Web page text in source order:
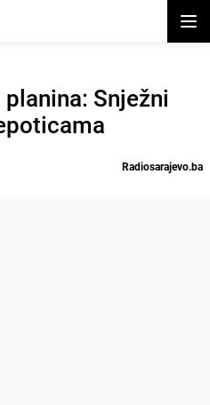
Snježni
Radiosarajevo.ba